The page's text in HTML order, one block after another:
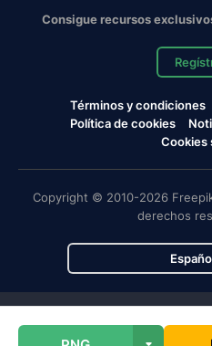
Consigue recursos
Términos y condiciones
Política de cookies
Cookies
Copyright © 2010-2026
derechos